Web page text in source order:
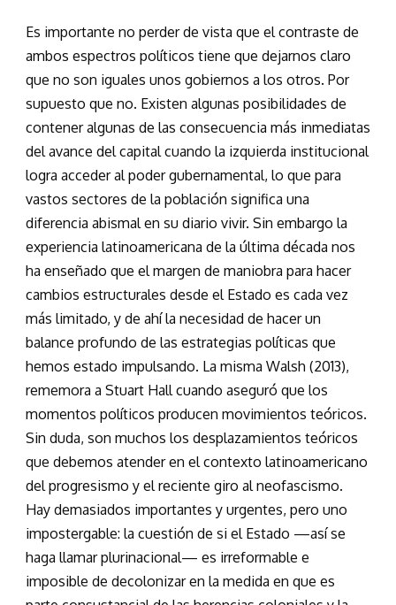
Es importante no perder de vista que el contraste de
ambos espectros políticos tiene que dejarnos claro
que no son iguales unos gobiernos a los otros. Por
supuesto que no. Existen algunas posibilidades de
contener algunas de las consecuencia más inmediatas
del avance del capital cuando la izquierda institucional
logra acceder al poder gubernamental, lo que para
vastos sectores de la población significa una
diferencia abismal en su diario vivir. Sin embargo la
experiencia latinoamericana de la última década nos
ha enseñado que el margen de maniobra para hacer
cambios estructurales desde el Estado es cada vez
más limitado, y de ahí la necesidad de hacer un
balance profundo de las estrategias políticas que
hemos estado impulsando. La misma Walsh (2013),
rememora a Stuart Hall cuando aseguró que los
momentos políticos producen movimientos teóricos.
Sin duda, son muchos los desplazamientos teóricos
que debemos atender en el contexto latinoamericano
del progresismo y el reciente giro al neofascismo.
Hay demasiados importantes y urgentes, pero uno
impostergable: la cuestión de si el Estado —así se
haga llamar plurinacional— es irreformable e
imposible de decolonizar en la medida en que es